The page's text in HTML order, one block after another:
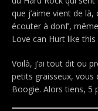
que j’aime vient de
écouter à donf’,
Love can Hurt like this
Voilà, j’ai tout dit ou
petits graisseux, vous
Boogie. Alors tiens, 5